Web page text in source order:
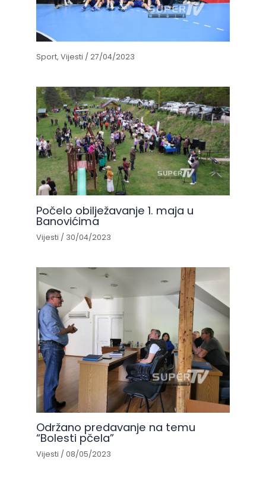
Sport,Vijesti /27/04/2023
Počelo obilježavanje 1. maja u
Banovićima
Vijesti / 30/04/2023
Održano predavanje na temu
“Bolesti pčela”
Vijesti /08/05/2023